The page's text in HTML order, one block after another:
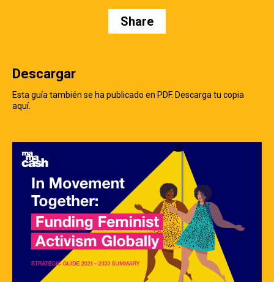
Share
Descargar
Esta guía también se ha publicado en PDF. Descarga tu copia
aquí.